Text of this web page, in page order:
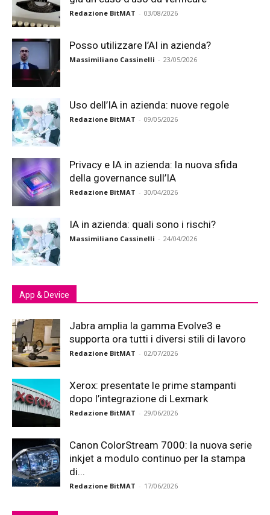
Redazione BitMAT - 03/08/2026
Posso utilizzare l’AI in azienda?
Massimiliano Cassinelli - 23/05/2026
Uso dell’IA in azienda: nuove regole
Redazione BitMAT - 09/05/2026
Privacy e IA in azienda: la nuova sfida
della governance sull’IA
Redazione BitMAT - 30/04/2026
IA in azienda: quali sono i rischi?
Massimiliano Cassinelli - 24/04/2026
App & Device
Jabra amplia la gamma Evolve3 e
supporta ora tutti i diversi stili di lavoro
Redazione BitMAT - 02/07/2026
Xerox: presentate le prime stampanti
dopo l’integrazione di Lexmark
Redazione BitMAT - 29/06/2026
Canon ColorStream 7000: la nuova serie
inkjet a modulo continuo per la stampa
di...
Redazione BitMAT - 17/06/2026